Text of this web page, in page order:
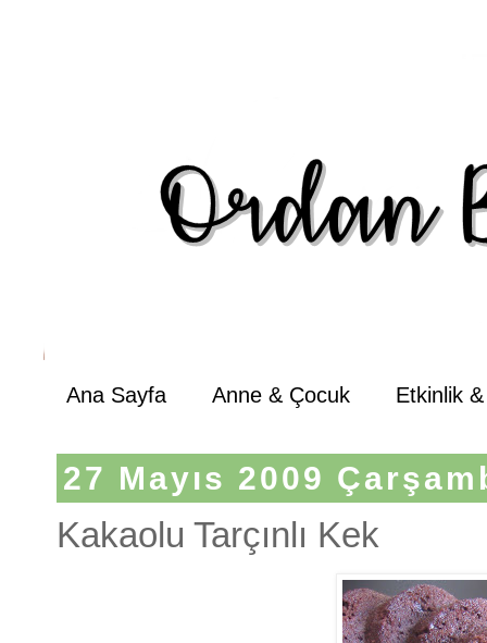
Ana Sayfa Anne & Çocuk Etkinlik
27 Mayıs 2009
Kakaolu Tarçınlı Kek